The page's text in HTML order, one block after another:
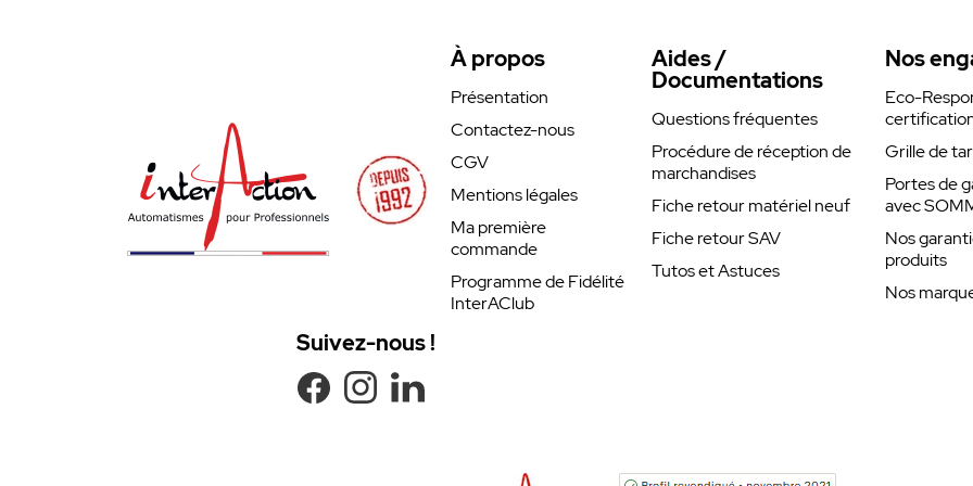
À propos
Présentation
Contactez-nous
CGV
Mentions légales
Ma première
commande
Programme de Fidélité
InterAClub
Aides /
Documentations
Questions fréquentes
Procédure de réception de
marchandises
Fiche retour matériel neuf
Fiche retour SAV
Tutos et Astuces
Nos
Eco-
Grille de
Portes de
avec
Nos
produits
Nos
Suivez-nous !